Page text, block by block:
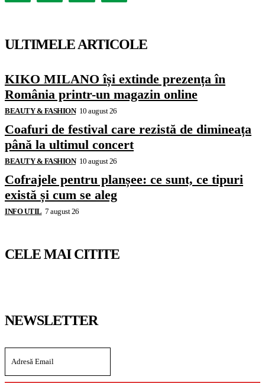
ULTIMELE ARTICOLE
KIKO MILANO își extinde prezența în
România printr-un magazin online
BEAUTY & FASHION 10 august 26
Coafuri de festival care rezistă de dimineața
până la ultimul concert
BEAUTY & FASHION 10 august 26
Cofrajele pentru planșee: ce sunt, ce tipuri
există și cum se aleg
INFO UTIL 7 august 26
CELE MAI CITITE
NEWSLETTER